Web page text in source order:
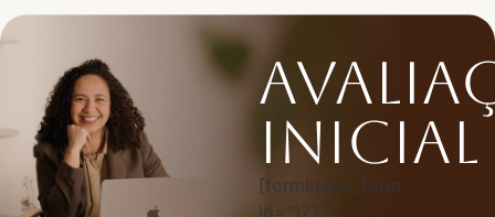
inicial
[forminator_form
id="171"]